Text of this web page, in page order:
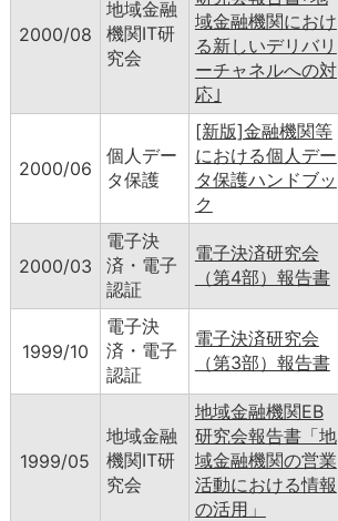
2000/08
地域金融
機関IT研
究会
域金融機関におけ
る新しいデリバリ
ーチャネルへの対
応｣
2000/06
個人デー
タ保護
[新版]金融機関等
における個人デー
タ保護ハンドブッ
ク
2000/03
電子決
済・電子
認証
電子決済研究会
（第4部）報告書
1999/10
電子決
済・電子
認証
電子決済研究会
（第3部）報告書
1999/05
地域金融
機関IT研
究会
地域金融機関EB
研究会報告書「地
域金融機関の営業
活動における情報
の活用」